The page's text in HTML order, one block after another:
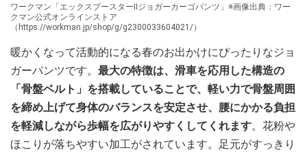
ワークマン「エックスブースターⅡジョガーカーゴパンツ」※画像出典：ワー
クマン公式オンラインストア
（https://workman.jp/shop/g/g2300033604021/）
暖かくなって活動的になる春のお出かけにぴったりなジョ
ガーパンツです。 最大の特徴は、滑車を応用した構造の
「骨盤ベルト」を搭載していることで、軽い力で骨盤周囲
を締め上げて身体のバランスを安定させ、腰にかかる負担
を軽減しながら歩幅を広がりやすくしてくれます。花粉や
ほこりが落ちやすい加工がされています。足元がすっきり